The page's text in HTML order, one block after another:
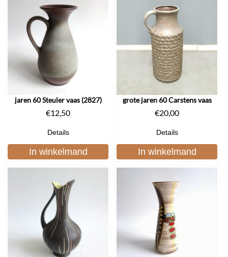
jaren 60 Steuler vaas (2827)
€12,50
Details
In winkelmand
grote jaren 60 Carstens vaas
€20,00
Details
In winkelmand